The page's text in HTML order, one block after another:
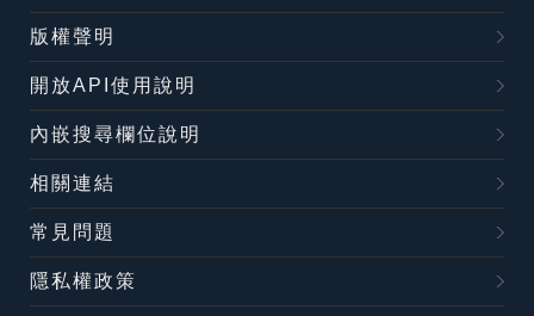
版權聲明
開放API使用說明
內嵌搜尋欄位說明
相關連結
常見問題
隱私權政策